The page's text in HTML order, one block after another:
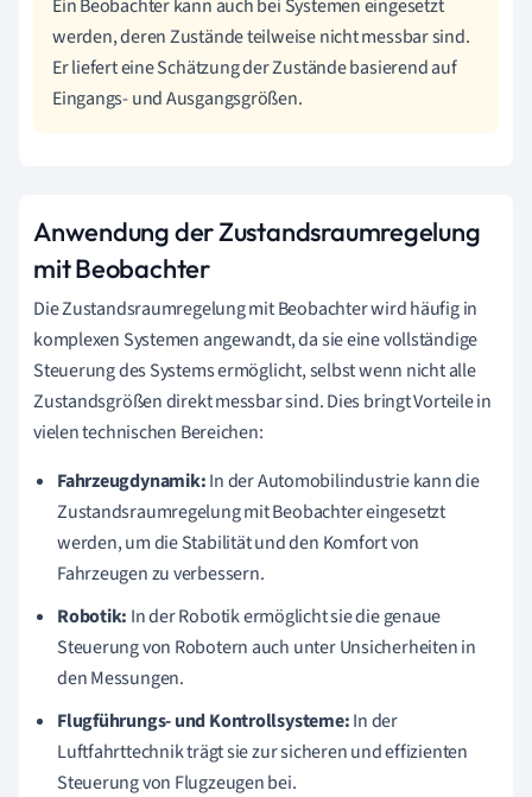
Ein Beobachter kann auch bei Systemen eingesetzt
werden, deren Zustände teilweise nicht messbar sind.
Er liefert eine Schätzung der Zustände basierend auf
Eingangs- und Ausgangsgrößen.
Anwendung der Zustandsraumregelung
mit Beobachter
Die Zustandsraumregelung mit Beobachter wird häufig in
komplexen Systemen angewandt, da sie eine vollständige
Steuerung des Systems ermöglicht, selbst wenn nicht alle
Zustandsgrößen direkt messbar sind. Dies bringt Vorteile in
vielen technischen Bereichen:
Fahrzeugdynamik:In der Automobilindustrie kann die
Zustandsraumregelung mit Beobachter eingesetzt
werden, um die Stabilität und den Komfort von
Fahrzeugen zu verbessern.
Robotik: In der Robotik ermöglicht sie die genaue
Steuerung von Robotern auch unter Unsicherheiten in
den Messungen.
Flugführungs- und Kontrollsysteme:In der
Luftfahrttechnik trägt sie zur sicheren und effizienten
Steuerung von Flugzeugen bei.